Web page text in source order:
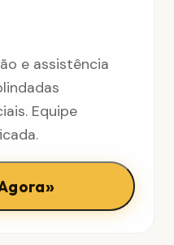
e assistência
Equipe
»